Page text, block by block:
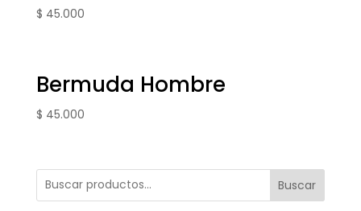
$ 45.000
Bermuda Hombre
$ 45.000
Buscar